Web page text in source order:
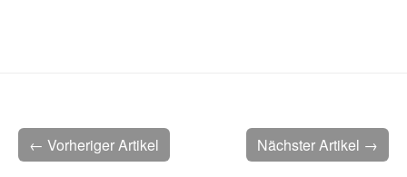
Nächster Artikel →
← Vorheriger Artikel